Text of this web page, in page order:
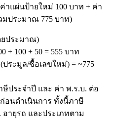
าแผ่นป้ายใหม่ 100 บาท + ค่า
มประมาณ 775 บาท)
ยประมาณ)
+ 100 + 50 = 555 บาท
ระมูล/ซื้อเลขใหม่) = ~775
ษีประจำปี และ ค่า พ.ร.บ. ต่อ
อนดำเนินการ ทั้งนี้ภาษี
ายุรถ และประเภทตาม